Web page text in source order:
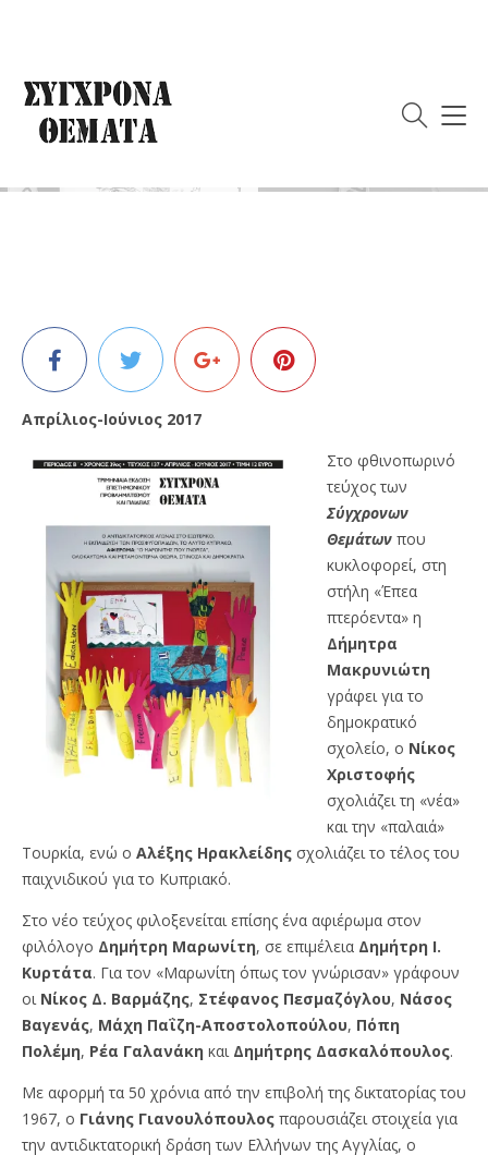
Απρίλιος-Ιούνιος 2017
Στο φθινοπωρινό
τεύχος των
Σύγχρονων
Θεμάτων που
κυκλοφορεί, στη
στήλη «Έπεα
πτερόεντα» η
Δήμητρα
Μακρυνιώτη
γράφει για το
δημοκρατικό
σχολείο, ο Νίκος
Χριστοφής
σχολιάζει τη «νέα»
και την «παλαιά»
Τουρκία, ενώ ο Αλέξης Ηρακλείδης σχολιάζει το τέλος του
παιχνιδικού για το Κυπριακό.
Στο νέο τεύχος φιλοξενείται επίσης ένα αφιέρωμα στον
φιλόλογο Δημήτρη Μαρωνίτη, σε επιμέλεια Δημήτρη Ι.
Κυρτάτα. Για τον «Μαρωνίτη όπως τον γνώρισαν» γράφουν
οι Νίκος Δ. Βαρμάζης, Στέφανος Πεσμαζόγλου, Νάσος
Βαγενάς, Μάχη Παΐζη-Αποστολοπούλου, Πόπη
Πολέμη, Ρέα Γαλανάκη και Δημήτρης Δασκαλόπουλος.
Με αφορμή τα 50 χρόνια από την επιβολή της δικτατορίας του
1967, ο Γιάνης Γιανουλόπουλος παρουσιάζει στοιχεία για
την αντιδικτατορική δράση των Ελλήνων της Αγγλίας, ο